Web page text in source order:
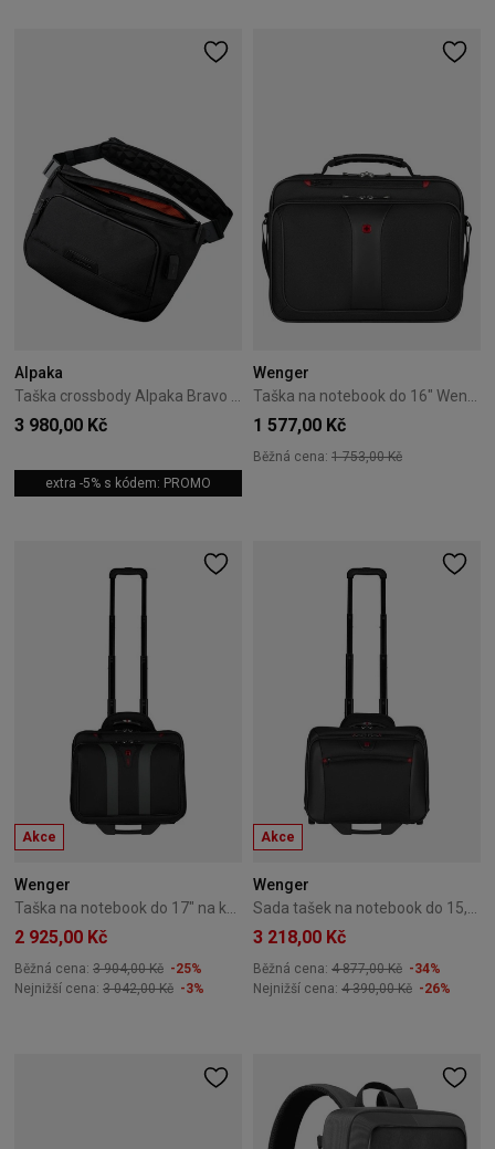
Alpaka
3 980,00 Kč
extra -5% s kódem: PROMO
Wenger
1 577,00 Kč
Běžná cena: 1 753,00 Kč
Akce
Wenger
2 925,00 Kč
Běžná cena: 3 904,00 Kč -25%
Nejnižší cena: 3 042,00 Kč -3%
Akce
Wenger
3 218,00 Kč
Běžná cena: 4 877,00 Kč -34%
Nejnižší cena: 4 390,00 Kč -26%